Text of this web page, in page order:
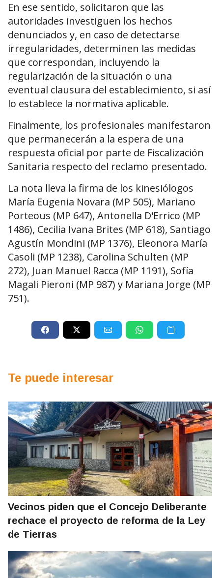
En ese sentido, solicitaron que las
autoridades investiguen los hechos
denunciados y, en caso de detectarse
irregularidades, determinen las medidas
que correspondan, incluyendo la
regularización de la situación o una
eventual clausura del establecimiento, si así
lo establece la normativa aplicable.
Finalmente, los profesionales manifestaron
que permanecerán a la espera de una
respuesta oficial por parte de Fiscalización
Sanitaria respecto del reclamo presentado.
La nota lleva la firma de los kinesiólogos
María Eugenia Novara (MP 505), Mariano
Porteous (MP 647), Antonella D'Errico (MP
1486), Cecilia Ivana Brites (MP 618), Santiago
Agustín Mondini (MP 1376), Eleonora María
Casoli (MP 1238), Carolina Schulten (MP
272), Juan Manuel Racca (MP 1191), Sofía
Magali Pieroni (MP 987) y Mariana Jorge (MP
751).
Te puede interesar
Vecinos piden que el Concejo Deliberante
rechace el proyecto de reforma de la Ley
de Tierras